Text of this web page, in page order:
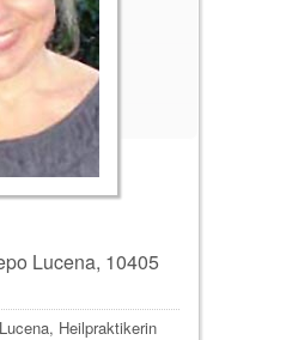
Lucena, 10405
Heilpraktikerin